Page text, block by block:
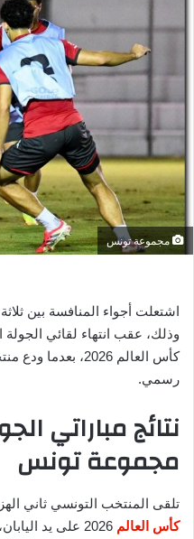
ب
ر
ي
ا
إ
ل
ك
ت
ر
و
ا
مجموعة تونس
اشتعلت أجواء المنافسة بين
وذلك، عقب انتهاء لقائي الجولة
كأس العالم 2026،
رسمي.
نتائج مباراتي
مجموعة تونس
تلقى المنتخب التونسي ثاني
كأس العالم
2026 على يد